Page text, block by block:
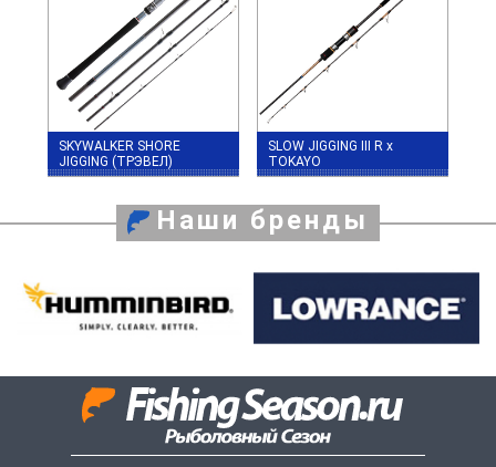
SKYWALKER SHORE
JIGGING (ТРЭВЕЛ)
SLOW JIGGING III R x
TOKAYO
Наши бренды